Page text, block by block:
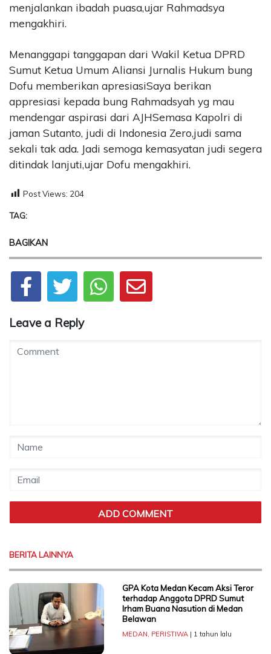
menjalankan ibadah puasa,ujar Rahmadsya
mengakhiri.
Menanggapi tanggapan dari Wakil Ketua DPRD
Sumut Ketua Umum Aliansi Jurnalis Hukum bung
Dofu memberikan apresiasiSaya berikan
appresiasi kepada bung Rahmadsyah yg mau
mendengar aspirasi dari AJHSemasa Kapolri di
jaman Sutanto, judi di Indonesia Zero,judi sama
sekali tak ada. Jadi semoga kemasyatan judi segera
ditindak lanjuti,ujar Dofu mengakhiri.
Post Views: 204
TAG:
BAGIKAN
Leave a Reply
BERITA LAINNYA
GPA Kota Medan Kecam Aksi Teror
terhadap Anggota DPRD Sumut
Irham Buana Nasution di Medan
Belawan
MEDAN, PERISTIWA| 1 tahun lalu